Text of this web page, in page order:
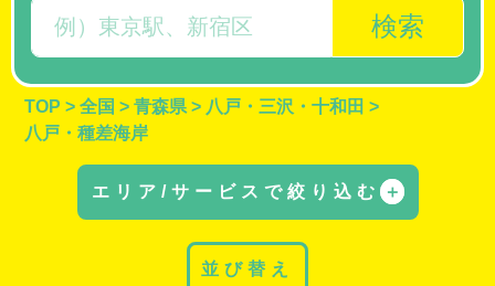
検索
TOP > 全国 > 青森県 > 八戸・三沢・十和田 >
八戸・種差海岸
エリア/サービスで絞り込む ＋
並び替え